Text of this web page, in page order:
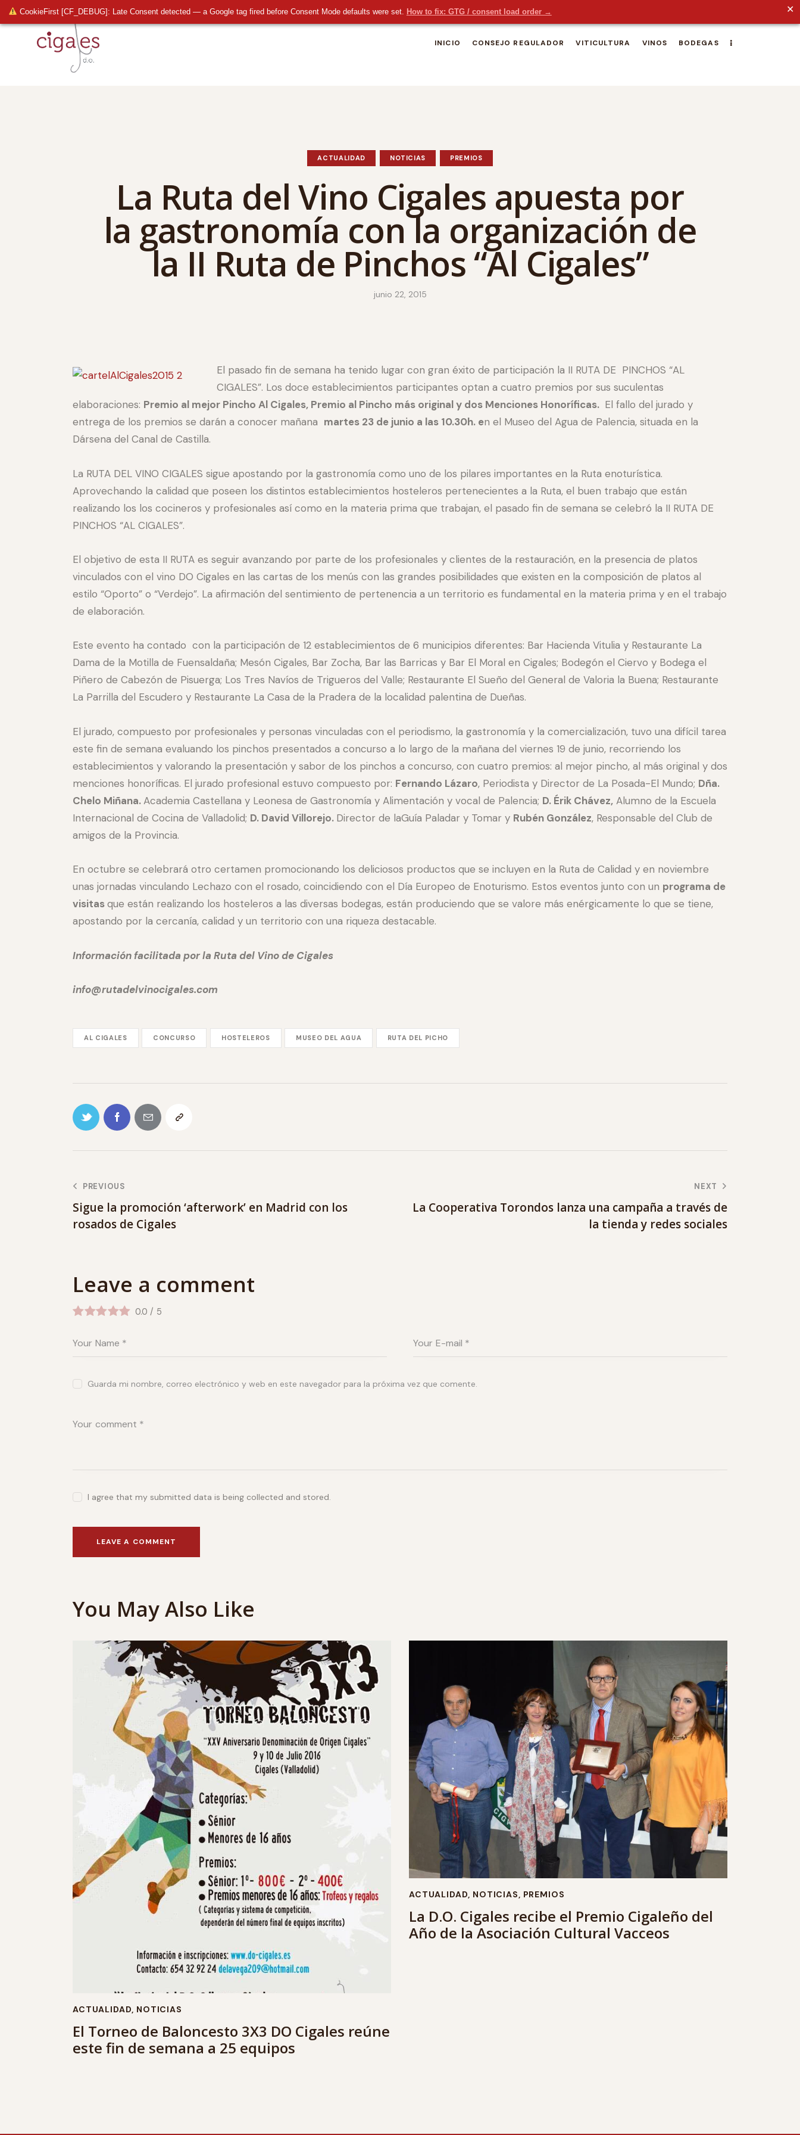
CookieFirst [CF_DEBUG]: Late Consent detected — a Google tag fired before Consent Mode defaults were set. How to fix: GTG / consent load order → ✕
INICIO CONSEJO REGULADOR VITICULTURA VINOS BODEGAS
ACTUALIDAD NOTICIAS PREMIOS
La Ruta del Vino Cigales apuesta por
la gastronomía con la organización de
la II Ruta de Pinchos “Al Cigales”
junio 22, 2015
El pasado fin de semana ha tenido lugar con gran éxito de participación la II RUTA DE PINCHOS “AL
CIGALES”. Los doce establecimientos participantes optan a cuatro premios por sus suculentas
elaboraciones: Premio al mejor Pincho Al Cigales, Premio al Pincho más original y dos Menciones Honoríficas. El fallo del jurado y
entrega de los premios se darán a conocer mañana martes 23 de junio a las 10.30h. en el Museo del Agua de Palencia, situada en la
Dársena del Canal de Castilla.
La RUTA DEL VINO CIGALES sigue apostando por la gastronomía como uno de los pilares importantes en la Ruta enoturística.
Aprovechando la calidad que poseen los distintos establecimientos hosteleros pertenecientes a la Ruta, el buen trabajo que están
realizando los los cocineros y profesionales así como en la materia prima que trabajan, el pasado fin de semana se celebró la II RUTA DE
PINCHOS “AL CIGALES”.
El objetivo de esta II RUTA es seguir avanzando por parte de los profesionales y clientes de la restauración, en la presencia de platos
vinculados con el vino DO Cigales en las cartas de los menús con las grandes posibilidades que existen en la composición de platos al
estilo “Oporto” o “Verdejo”. La afirmación del sentimiento de pertenencia a un territorio es fundamental en la materia prima y en el trabajo
de elaboración.
Este evento ha contado con la participación de 12 establecimientos de 6 municipios diferentes: Bar Hacienda Vitulia y Restaurante La
Dama de la Motilla de Fuensaldaña; Mesón Cigales, Bar Zocha, Bar las Barricas y Bar El Moral en Cigales; Bodegón el Ciervo y Bodega el
Piñero de Cabezón de Pisuerga; Los Tres Navíos de Trigueros del Valle; Restaurante El Sueño del General de Valoria la Buena; Restaurante
La Parrilla del Escudero y Restaurante La Casa de la Pradera de la localidad palentina de Dueñas.
El jurado, compuesto por profesionales y personas vinculadas con el periodismo, la gastronomía y la comercialización, tuvo una difícil tarea
este fin de semana evaluando los pinchos presentados a concurso a lo largo de la mañana del viernes 19 de junio, recorriendo los
establecimientos y valorando la presentación y sabor de los pinchos a concurso, con cuatro premios: al mejor pincho, al más original y dos
menciones honoríficas. El jurado profesional estuvo compuesto por: Fernando Lázaro, Periodista y Director de La Posada-El Mundo; Dña.
Chelo Miñana.Academia Castellana y Leonesa de Gastronomía y Alimentación y vocal de Palencia; D. Érik Chávez, Alumno de la Escuela
Internacional de Cocina de Valladolid; D. David Villorejo. Director de laGuía Paladar y Tomar y Rubén González, Responsable del Club de
amigos de la Provincia.
En octubre se celebrará otro certamen promocionando los deliciosos productos que se incluyen en la Ruta de Calidad y en noviembre
unas jornadas vinculando Lechazo con el rosado, coincidiendo con el Día Europeo de Enoturismo. Estos eventos junto con un programa de
visitasque están realizando los hosteleros a las diversas bodegas, están produciendo que se valore más enérgicamente lo que se tiene,
apostando por la cercanía, calidad y un territorio con una riqueza destacable.
Información facilitada por la Ruta del Vino de Cigales
info@rutadelvinocigales.com
AL CIGALES CONCURSO HOSTELEROS MUSEO DEL AGUA RUTA DEL PICHO
PREVIOUS
Sigue la promoción ‘afterwork’ en Madrid con los
rosados de Cigales
NEXT
La Cooperativa Torondos lanza una campaña a través de
la tienda y redes sociales
Leave a comment
0.0 / 5
Guarda mi nombre, correo electrónico y web en este navegador para la próxima vez que comente.
I agree that my submitted data is being collected and stored.
You May Also Like
ACTUALIDAD, NOTICIAS
El Torneo de Baloncesto 3X3 DO Cigales reúne
este fin de semana a 25 equipos
ACTUALIDAD, NOTICIAS, PREMIOS
La D.O. Cigales recibe el Premio Cigaleño del
Año de la Asociación Cultural Vacceos